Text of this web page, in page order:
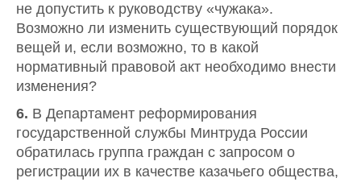
не допустить к руководству «чужака».
Возможно ли изменить существующий порядок
вещей и, если возможно, то в какой
нормативный правовой акт необходимо внести
изменения?
6. В Департамент реформирования
государственной службы Минтруда России
обратилась группа граждан с запросом о
регистрации их в качестве казачьего общества,